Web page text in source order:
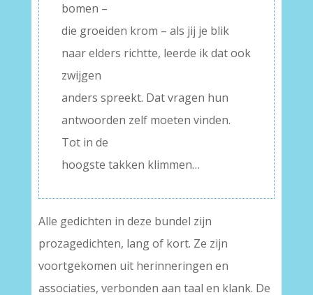
bomen –
die groeiden krom – als jij je blik
naar elders richtte, leerde ik dat ook
zwijgen
anders spreekt. Dat vragen hun
antwoorden zelf moeten vinden.
Tot in de
hoogste takken klimmen…
Alle gedichten in deze bundel zijn
prozagedichten, lang of kort. Ze zijn
voortgekomen uit herinneringen en
associaties, verbonden aan taal en klank. De